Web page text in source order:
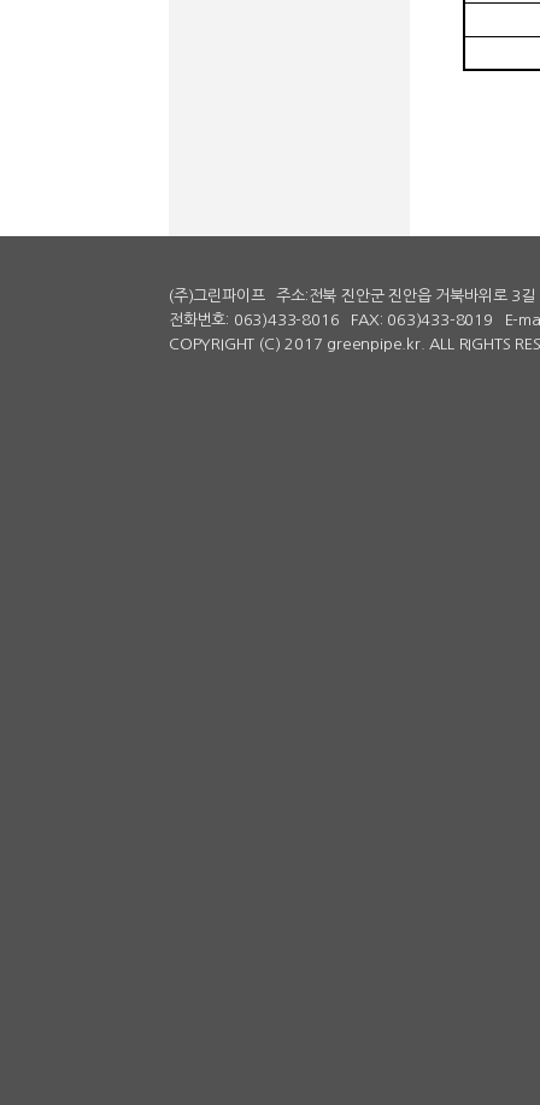
(주)그린파이프
주소:전북 진안군 진안읍 거북바위로 3
전화번호: 063)433-8016
FAX: 063)433-8019
E-
COPYRIGHT (C) 2017 greenpipe.kr. ALL RIGHTS